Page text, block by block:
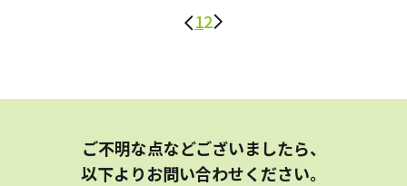
12
ご不明な点などございましたら、
以下よりお問い合わせください。